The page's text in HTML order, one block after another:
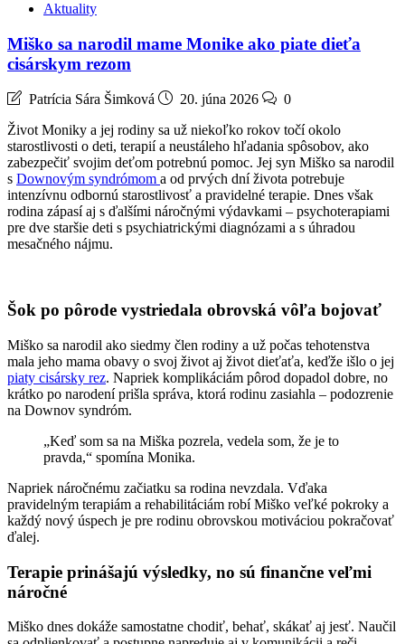
Aktuality
Miško sa narodil mame Monike ako piate dieťa
cisárskym rezom
Patrícia Sára Šimková 20. júna 2026
0
Život Moniky a jej rodiny sa už niekoľko rokov točí okolo
starostlivosti o deti, terapií a neustáleho hľadania spôsobov, ako
zabezpečiť svojim deťom potrebnú pomoc. Jej syn Miško sa narodil
s Downovým syndrómom a od prvých dní života potrebuje
intenzívnu odbornú starostlivosť a pravidelné terapie. Dnes však
rodina zápasí aj s ďalšími náročnými výdavkami – psychoterapiami
pre dve staršie deti s psychiatrickými diagnózami a s úhradou
mesačného nájmu.
Šok po pôrode vystriedala obrovská vôľa bojovať
Miško sa narodil ako siedmy člen rodiny a už počas tehotenstva
mala jeho mama obavy o svoj život aj život dieťaťa, keďže išlo o jej
piaty cisársky rez. Napriek komplikáciám pôrod dopadol dobre, no
krátko po narodení prišla správa, ktorá rodinu zasiahla – podozrenie
na Downov syndróm.
„Keď som sa na Miška pozrela, vedela som, že je to
pravda,“ spomína Monika.
Napriek náročnému začiatku sa rodina nevzdala. Vďaka
pravidelným terapiám a rehabilitáciám robí Miško veľké pokroky a
každý nový úspech je pre rodinu obrovskou motiváciou pokračovať
ďalej.
Terapie prinášajú výsledky, no sú finančne veľmi
náročné
Miško dnes dokáže samostatne chodiť, behať, skákať aj jesť. Naučil